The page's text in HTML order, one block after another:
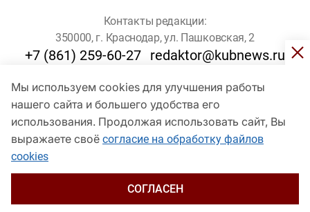
Мы используем cookies для улучшения работы
нашего сайта и большего удобства его
использования. Продолжая использовать сайт, Вы
выражаете своё согласие на обработку файлов
cookies
СОГЛАСЕН
Контакты редакции:
350000, г. Краснодар, ул. Пашковская, 2
+7 (861) 259-60-27 redaktor@kubnews.ru
Для пользователей старше 16 лет
© Кубанские Новости, 2017
Сетевое издание «kubnews» зарегистрировано Федеральной
службой по надзору в сфере связи, информационных технологий
и массовых коммуникаций (Роскомнадзор). Регистрационный
Пашковская, 2). Главный редактор – Филиппов О. Ю.